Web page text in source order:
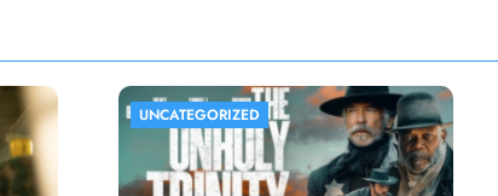
UNCATEGORIZED